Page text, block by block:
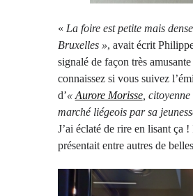
« La foire est petite mais
Bruxelles », avait écrit
signalé de façon très
connaissez si vous suivez
d’« Aurore Morisse,
marché liégeois par sa
J’ai éclaté de rire en lisant ça !
présentait entre autres de